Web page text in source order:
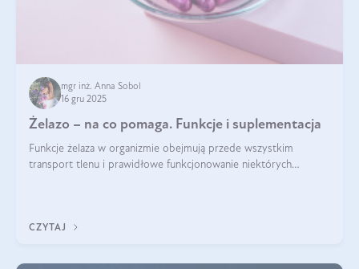
mgr inż. Anna Sobol
16 gru 2025
Żelazo – na co pomaga. Funkcje i suplementacja
Funkcje żelaza w organizmie obejmują przede wszystkim
transport tlenu i prawidłowe funkcjonowanie niektórych
CZYTAJ